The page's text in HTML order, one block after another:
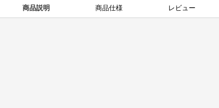
商品説明 商品仕様 レビュー